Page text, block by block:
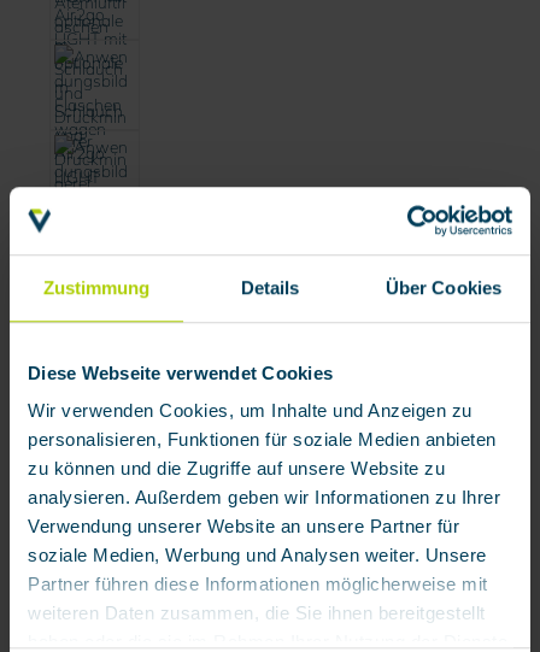
Zustimmung Details Über Cookies
Diese Webseite verwendet Cookies
Wir verwenden Cookies, um Inhalte und Anzeigen zu
personalisieren, Funktionen für soziale Medien anbieten
zu können und die Zugriffe auf unsere Website zu
analysieren. Außerdem geben wir Informationen zu Ihrer
Verwendung unserer Website an unsere Partner für
soziale Medien, Werbung und Analysen weiter. Unsere
Partner führen diese Informationen möglicherweise mit
weiteren Daten zusammen, die Sie ihnen bereitgestellt